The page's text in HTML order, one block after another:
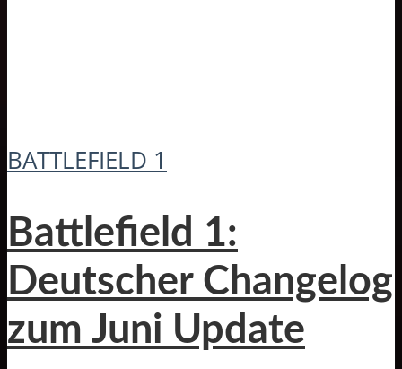
BATTLEFIELD 1
Battlefield 1:
Deutscher Changelog
zum Juni Update